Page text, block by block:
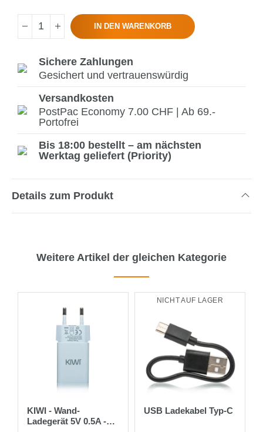
IN DEN WARENKORB
Sichere Zahlungen
Gesichert und vertrauenswürdig
Versandkosten
PostPac Economy 7.00 CHF | Ab 69.-
Portofrei
Bis 18:00 bestellt – am nächsten
Werktag geliefert (Priority)
Details zum Produkt
Weitere Artikel der gleichen Kategorie
KIWI - Wand-
Ladegerät 5V 0.5A -
NICHT AUF LAGER
USB Ladekabel Typ-C